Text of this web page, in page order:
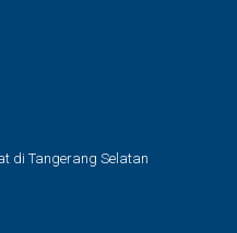
di Tangerang Selatan